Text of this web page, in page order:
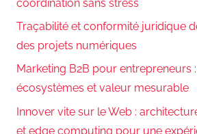
coordination sans stress
Traçabilité et conformité juridique
des projets numériques
Marketing B2B pour entrepreneurs
écosystèmes et valeur mesurable
Innover vite sur le Web :
et edge computing pour une